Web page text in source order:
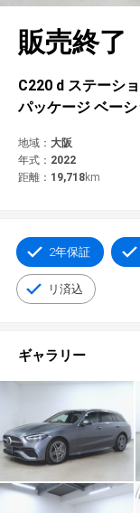
カタログ情報
アカウントの確認・編集
ボディ修理
ヤナセの歴史
女性活躍・次世代育成
フォルクスワーゲン認定中古車
ポルシェ認定中古車
新車情報
金融商品の勧誘方針
© 2021
販売終了
C220 d ステーシ
パッケージ ベー
地域： 大阪
年式： 2022
距離： 19,718km
2年保証
リ済込
ギャラリー